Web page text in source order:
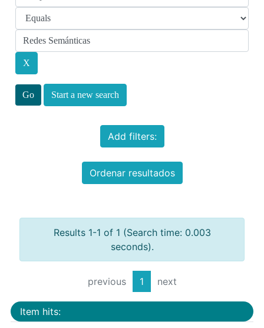
Start a new search
Add filters:
Ordenar resultados
Results 1-1 of 1 (Search time: 0.003
seconds).
previous 1 next
Item hits: